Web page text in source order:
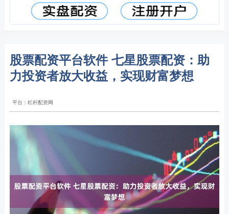
股票配资平台软件 七星股票配资：助
力投资者放大收益，实现财富梦想
平台：杠杆配资网